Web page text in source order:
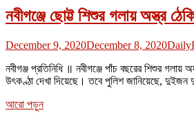
নবীগঞ্জে ছোট্ট শিশুর গলায় অস্ত্র
December 9, 2020December 8, 2020
নবীগঞ্জ প্রতিনিধি ॥ নবীগঞ্জে পাঁচ বছরের শিশুর
উৎকণ্ঠা দেখা দিয়েছে। তবে পুলিশ জানিয়েছে, দুইজন
আরো পড়ুন